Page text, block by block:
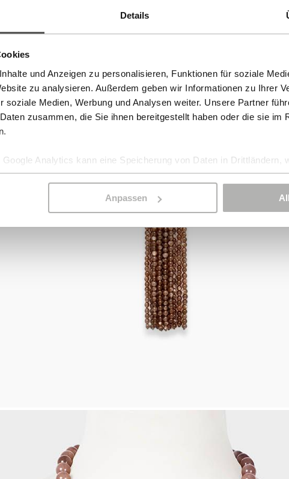
Details
und Anzeigen zu personalisieren, Funktionen für soziale
zu analysieren. Außerdem geben wir Informationen zu Ihrer
soziale Medien, Werbung und Analysen weiter. Unsere Partner
zusammen, die Sie ihnen bereitgestellt haben oder die sie im
Analytics kann eine Speicherung von Daten in Drittländern,
Anpassen